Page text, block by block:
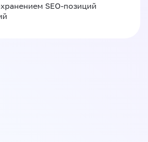
SEO-позиций